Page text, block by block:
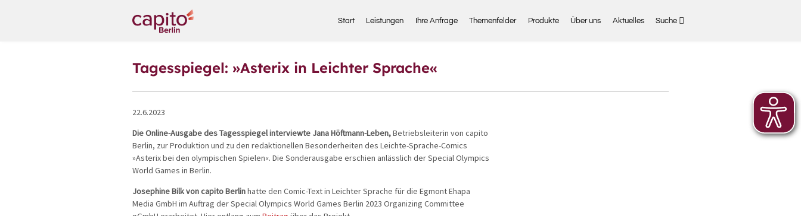
Start Leistungen Ihre Anfrage Themenfelder Produkte Über uns Aktuelles Suche
Tagesspiegel: »Asterix in Leichter Sprache«
22.6.2023
Die Online-Ausgabe des Tagesspiegel interviewte Jana Höftmann-Leben,Betriebsleiterin von capito
Berlin, zur Produktion und zu den redaktionellen Besonderheiten des Leichte-Sprache-Comics
»Asterix bei den olympischen Spielen«. Die Sonderausgabe erschien anlässlich der Special Olympics
World Games in Berlin.
Josephine Bilk von capito Berlinhatte den Comic-Text in Leichter Sprache für die Egmont Ehapa
Media GmbH im Auftrag der Special Olympics World Games Berlin 2023 Organizing Committee